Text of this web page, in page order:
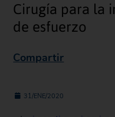
Cirugía para la
de esfuerzo
Compartir
31/ENE/2020